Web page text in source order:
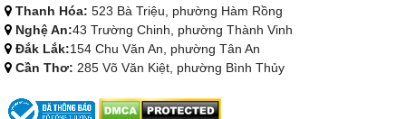
Thanh Hóa: 523 Bà Triệu, phường Hàm Rồng
Nghệ An:43 Trường Chinh, phường Thành Vinh
Đắk Lắk:154 Chu Văn An, phường Tân An
Cần Thơ: 285 Võ Văn Kiệt, phường Bình Thủy